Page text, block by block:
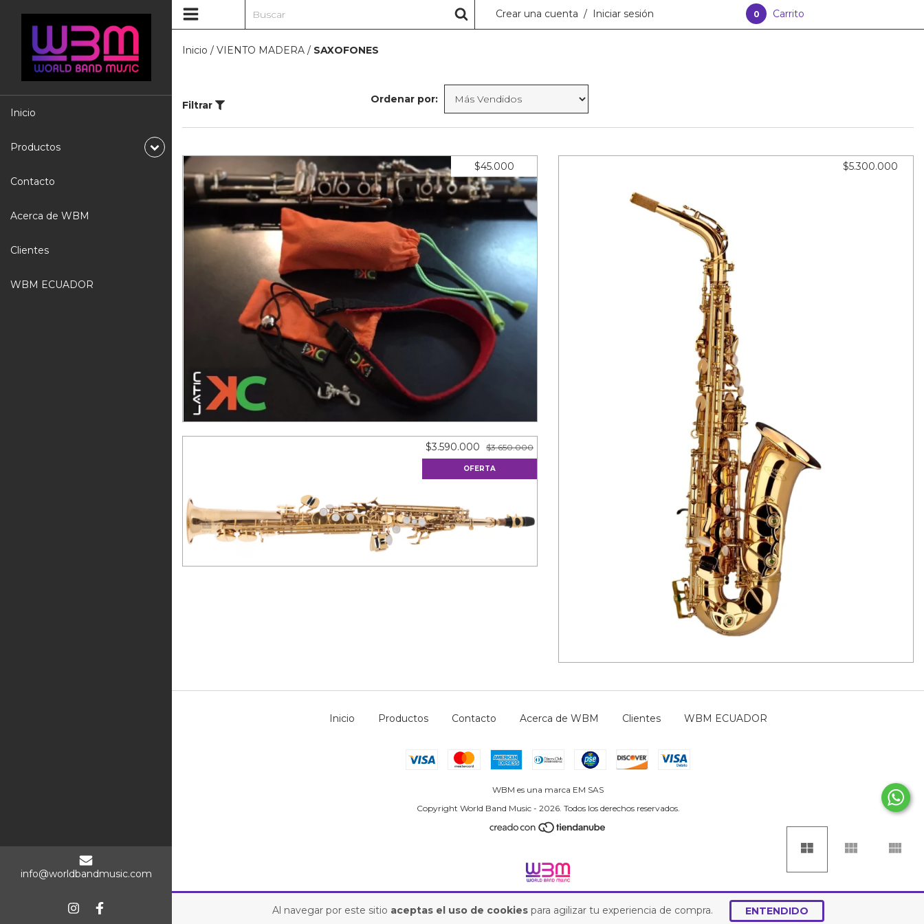
Inicio
Productos
Contacto
Acerca de WBM
Clientes
WBM ECUADOR
info@worldbandmusic.com
Crear una cuenta / Iniciar sesión 0 Carrito
Al navegar por este sitio aceptas el uso de cookiespara agilizar tu experiencia de compra. ENTENDIDO
Inicio / VIENTO MADERA / SAXOFONES
Filtrar Ordenar por:
$45.000
CORDEL CLARINETE OBOE SAX SOPRANO LK
$5.300.000
SAXOFON ALTO SCHAGERL A 900 L
$3.590.000 $3.650.000
OFERTA
SAXOFON SOPRANO ODYSSEY OSS600
Inicio Productos Contacto Acerca de WBM Clientes WBM ECUADOR
WBM es una marca EM SAS
Copyright World Band Music - 2026. Todos los derechos reservados.